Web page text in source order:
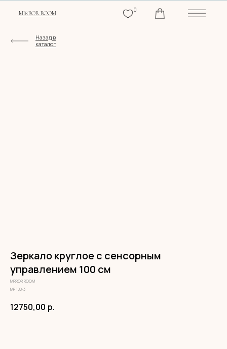
Зеркало круглое с сенсорным
управлением 100 см
MIRROR ROOM
МР 100-3
12750,00 р.